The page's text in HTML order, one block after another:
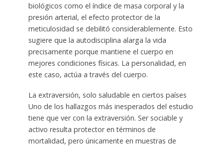
biológicos como el índice de masa corporal y la
presión arterial, el efecto protector de la
meticulosidad se debilitó considerablemente. Esto
sugiere que la autodisciplina alarga la vida
precisamente porque mantiene el cuerpo en
mejores condiciones físicas. La personalidad, en
este caso, actúa a través del cuerpo.
La extraversión, solo saludable en ciertos países
Uno de los hallazgos más inesperados del estudio
tiene que ver con la extraversión. Ser sociable y
activo resulta protector en términos de
mortalidad, pero únicamente en muestras de